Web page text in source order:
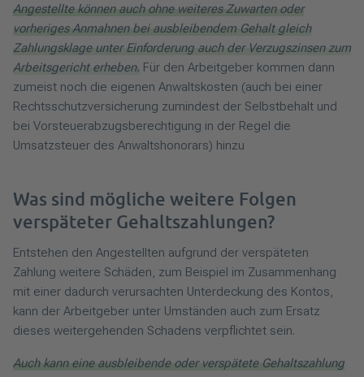
Angestellte können auch ohne weiteres Zuwarten oder
vorheriges Anmahnen bei ausbleibendem Gehalt gleich
Zahlungsklage unter Einforderung auch der Verzugszinsen zum
Arbeitsgericht erheben. Für den Arbeitgeber kommen dann
zumeist noch die eigenen Anwaltskosten (auch bei einer
Rechtsschutzversicherung zumindest der Selbstbehalt und
bei Vorsteuerabzugsberechtigung in der Regel die
Umsatzsteuer des Anwaltshonorars) hinzu
Was sind mögliche weitere Folgen
verspäteter Gehaltszahlungen?
Entstehen den Angestellten aufgrund der verspäteten
Zahlung weitere Schäden, zum Beispiel im Zusammenhang
mit einer dadurch verursachten Unterdeckung des Kontos,
kann der Arbeitgeber unter Umständen auch zum Ersatz
dieses weitergehenden Schadens verpflichtet sein.
Auch kann eine ausbleibende oder verspätete Gehaltszahlung